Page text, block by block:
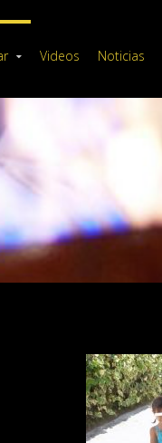
Videos Noticias